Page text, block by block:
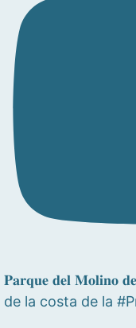
𝐏𝐚𝐫𝐪𝐮𝐞 𝐝𝐞𝐥 𝐌𝐨𝐥𝐢𝐧𝐨
de la costa de la